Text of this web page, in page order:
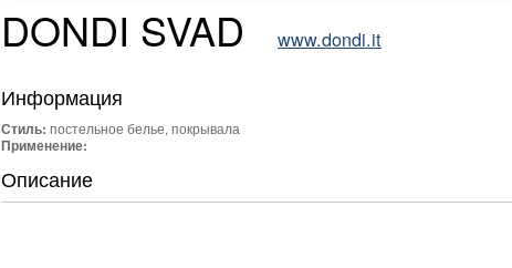
DONDI SVAD www.dondi.it
Информация
Стиль: постельное белье, покрывала
Применение:
Описание